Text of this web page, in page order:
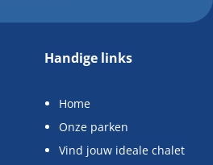
Handige links
Home
Onze parken
Vind jouw ideale chalet